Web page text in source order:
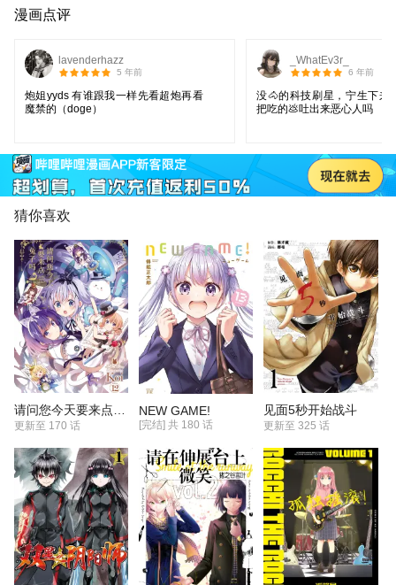
漫画点评
lavenderhazz
5 年前
炮姐yyds 有谁跟我一样先看超炮再看
魔禁的（doge）
_WhatEv3r_
6 年前
没🐴的科技刷星，宁生下来
把吃的💩吐出来恶心人吗
猜你喜欢
更新至 170 话
NEW GAME!
[完结] 共 180 话
见面5秒开始战斗
更新至325 话